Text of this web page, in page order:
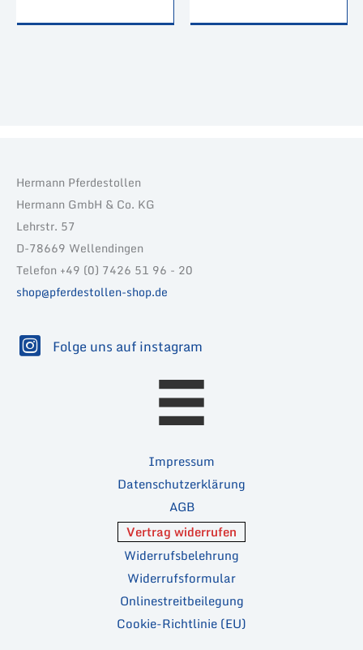
Hermann Pferdestollen
Hermann GmbH & Co. KG
Lehrstr. 57
D-78669 Wellendingen
Telefon +49 (0) 7426 51 96 - 20
shop@pferdestollen-shop.de
Folge uns auf instagram
Impressum
Datenschutzerklärung
AGB
Vertrag widerrufen
Widerrufsbelehrung
Widerrufsformular
Onlinestreitbeilegung
Cookie-Richtlinie (EU)